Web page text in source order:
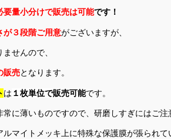
要量小分けで販売は可能です！
が３段階ご用意がございますが、
せんので、
販売となります。
は １枚単位で販売可能です。
常に薄いものですので、研磨しすぎにはご注
ルマイトメッキ上に特殊な保護膜が張られ